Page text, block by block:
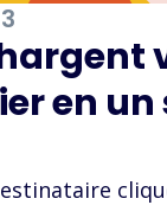
en un